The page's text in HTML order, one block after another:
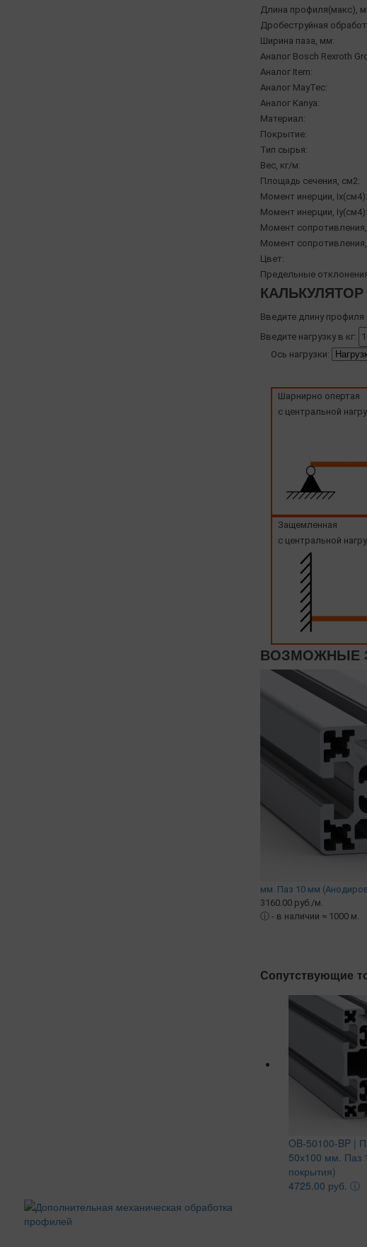
Длина профиля(макс),
Дробеструйная
Ширина паза, мм:
Аналог Bosch Rexroth
Аналог Item:
Аналог MayTec:
Аналог Kanya:
Материал:
Покрытие:
Тип сырья:
Вес, кг/м:
Площадь сечения, см2:
Момент инерции, Ix(см4):
Момент инерции, Iy(см4):
Момент
Момент сопротивления,
Цвет:
Предельные
Введите длину профиля
Введите нагрузку в кг:
Ось нагрузки:
Шарнирно опертая
с центральной
Защемленная
с центральной
ВОЗМОЖНЫЕ
мм. Паз 10 мм
3160.00 руб./м.
ⓘ - в наличии ≈ 1000 м.
Сопутствующие
OB-50100-BP |
50х100 мм. Паз
покрытия)
4725.00 руб. ⓘ